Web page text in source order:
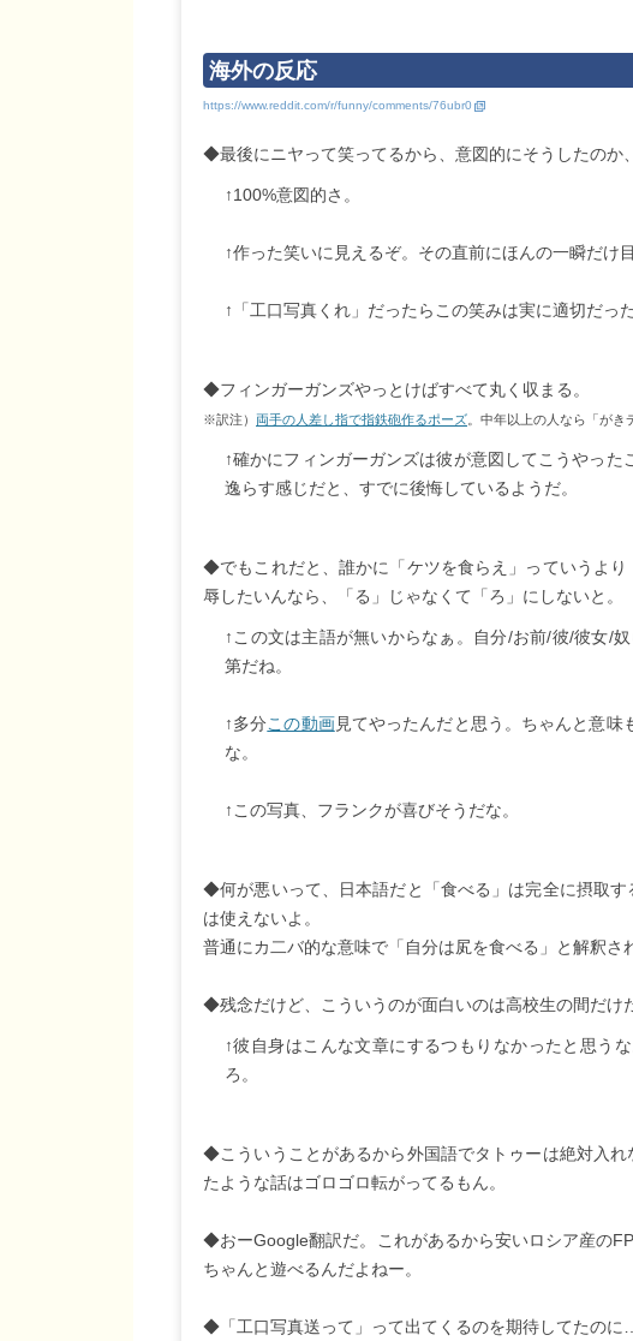
海外の反応
◆最後にニヤって笑ってるから、意図的にそうしたのか
↑100%意図的さ。
↑作った笑いに見えるぞ。その直前にほんの一瞬だけ
↑「工口写真くれ」だったらこの笑みは実に適切だっ
◆フィンガーガンズやっとけばすべて丸く収まる。
※訳注） 両手の人差し指で指鉄砲作るポーズ 。中年以上の人なら「が
↑確かにフィンガーガンズは彼が意図してこうやっ
逸らす感じだと、すでに後悔しているようだ。
◆でもこれだと、誰かに「ケツを食らえ」っていうよ
辱したいんなら、「る」じゃなくて「ろ」にしないと。
↑この文は主語が無いからなぁ。自分/お前/彼/彼女/
第だね。
↑多分この動画見てやったんだと思う。ちゃんと意味
な。
↑この写真、フランクが喜びそうだな。
◆何が悪いって、日本語だと「食べる」は完全に摂取
は使えないよ。
普通にカ二バ的な意味で「自分は㞍を食べる」と解釈さ
◆残念だけど、こういうのが面白いのは高校生の間だけ
↑彼自身はこんな文章にするつもりなかったと思う
ろ。
◆こういうことがあるから外国語でタトゥーは絶対入
たような話はゴロゴロ転がってるもん。
◆おーGoogle翻訳だ。これがあるから安いロシア産の
ちゃんと遊べるんだよねー。
◆「工口写真送って」って出てくるのを期待してたのに